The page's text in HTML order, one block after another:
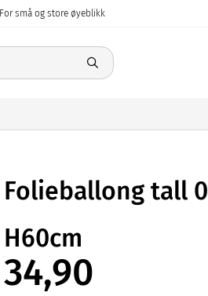
For små og store øyeblikk
Folieballong tall 0
H60cm
34,90